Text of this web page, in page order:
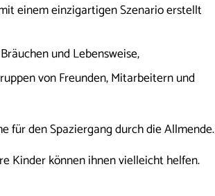
einem einzigartigen Szenario erstellt
und Lebensweise,
von Freunden, Mitarbeitern und
für den Spaziergang durch die Allmende.
Kinder können ihnen vielleicht helfen.